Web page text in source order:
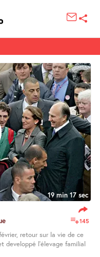
19 min 17 sec
145
retour sur la vie de ce
developpé l’élevage familial